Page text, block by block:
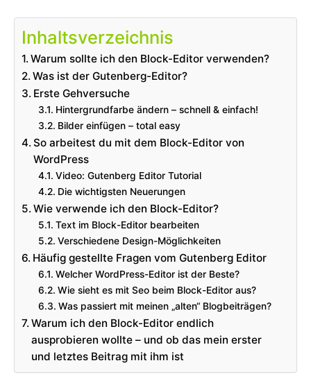
Inhaltsverzeichnis
Warum sollte ich den Block-Editor verwenden?
Was ist der Gutenberg-Editor?
Erste Gehversuche
Hintergrundfarbe ändern – schnell & einfach!
Bilder einfügen – total easy
So arbeitest du mit dem Block-Editor von
WordPress
Video: Gutenberg Editor Tutorial
Die wichtigsten Neuerungen
Wie verwende ich den Block-Editor?
Text im Block-Editor bearbeiten
Verschiedene Design-Möglichkeiten
Häufig gestellte Fragen vom Gutenberg Editor
Welcher WordPress-Editor ist der Beste?
Wie sieht es mit Seo beim Block-Editor aus?
Was passiert mit meinen „alten“ Blogbeiträgen?
Warum ich den Block-Editor endlich
ausprobieren wollte – und ob das mein erster
und letztes Beitrag mit ihm ist